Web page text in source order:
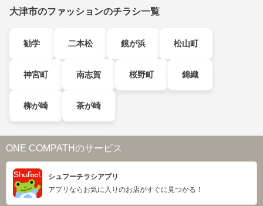
大津市のファッションのチラシ一覧
勧学 二本松 鏡が浜 松山町
神宮町 南志賀 桜野町 錦織
柳が崎 茶が崎
ONE COMPATHのサービス
シュフーチラシアプリ
アプリならお気に入りのお店がすぐに見つかる！